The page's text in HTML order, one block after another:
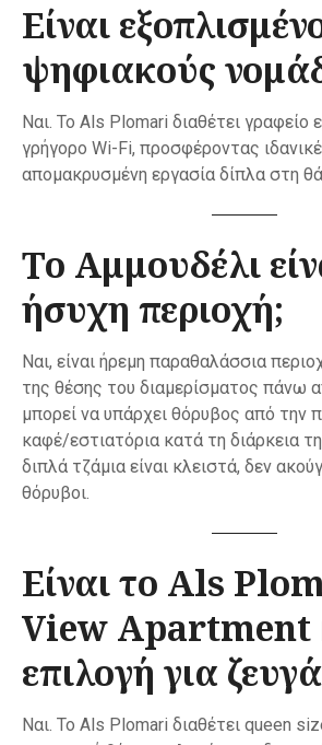
Είναι
ψηφιακούς
Ναι. Το Als Plomari διαθέτει γραφείο
γρήγορο Wi-Fi, προσφέροντας
απομακρυσμένη εργασία δίπλα στη
Το Αμμουδέλι
ήσυχη περιοχή;
Ναι, είναι ήρεμη παραθαλάσσια
της θέσης του διαμερίσματος πάνω
μπορεί να υπάρχει θόρυβος από την
καφέ/εστιατόρια κατά τη διάρκεια
διπλά τζάμια είναι κλειστά, δεν
θόρυβοι.
Είναι το Als
View Apartment
επιλογή για
Ναι. Το Als Plomari διαθέτει queen